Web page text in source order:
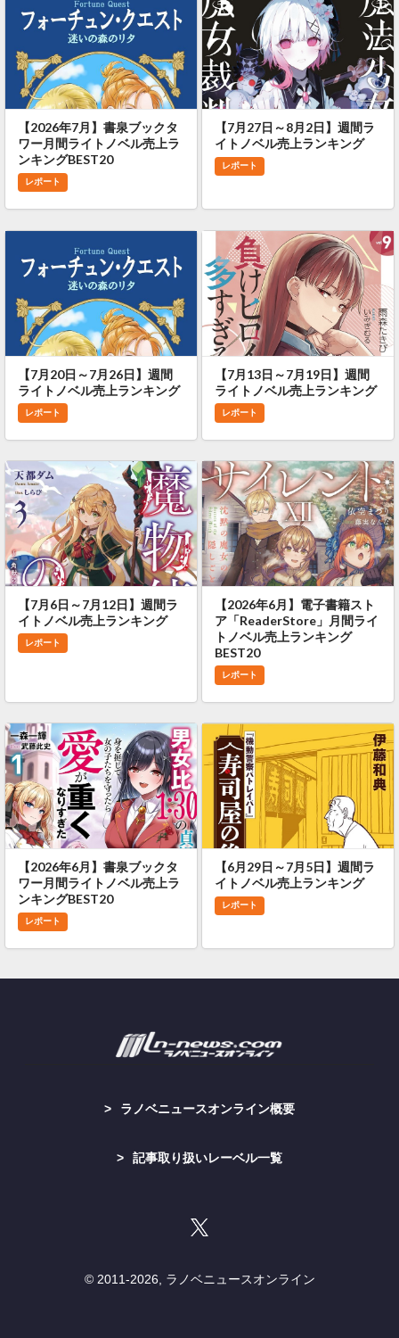
【2026年7月】書泉ブックタ
ワー月間ライトノベル売上ラ
ンキングBEST20
レポート
【7月27日～8月2日】週間ラ
イトノベル売上ランキング
レポート
【7月20日～7月26日】週間
ライトノベル売上ランキング
レポート
【7月13日～7月19日】週間
ライトノベル売上ランキング
レポート
【7月6日～7月12日】週間ラ
イトノベル売上ランキング
レポート
【2026年6月】電子書籍スト
ア「ReaderStore」月間ライ
トノベル売上ランキング
BEST20
レポート
【2026年6月】書泉ブックタ
ワー月間ライトノベル売上ラ
ンキングBEST20
レポート
【6月29日～7月5日】週間ラ
イトノベル売上ランキング
レポート
ラノベニュースオンライン概要
記事取り扱いレーベル一覧
© 2011-2026, ラノベニュースオンライン